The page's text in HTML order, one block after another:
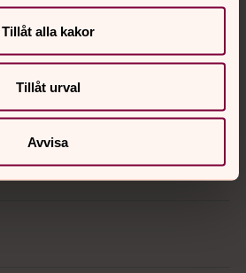
Tillåt alla kakor
Tillåt urval
Avvisa